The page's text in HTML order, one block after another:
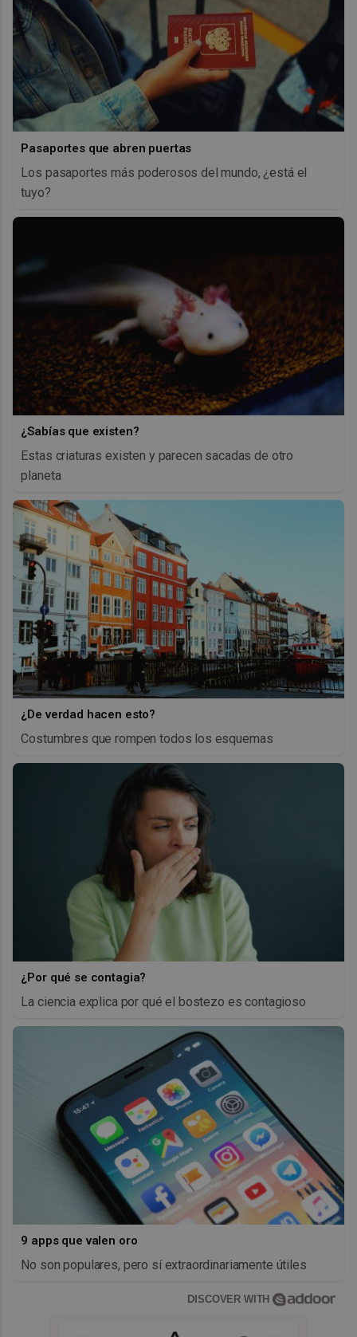
Pasaportes que abren puertas
Los pasaportes más poderosos del mundo, ¿está el
tuyo?
¿Sabías que existen?
Estas criaturas existen y parecen sacadas de otro
planeta
¿De verdad hacen esto?
Costumbres que rompen todos los esquemas
¿Por qué se contagia?
La ciencia explica por qué el bostezo es contagioso
9 apps que valen oro
No son populares, pero sí extraordinariamente útiles
DISCOVER WITH